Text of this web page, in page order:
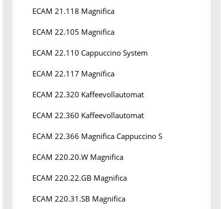
ECAM 21.118 Magnifica
ECAM 22.105 Magnifica
ECAM 22.110 Cappuccino System
ECAM 22.117 Magnifica
ECAM 22.320 Kaffeevollautomat
ECAM 22.360 Kaffeevollautomat
ECAM 22.366 Magnifica Cappuccino S
ECAM 220.20.W Magnifica
ECAM 220.22.GB Magnifica
ECAM 220.31.SB Magnifica